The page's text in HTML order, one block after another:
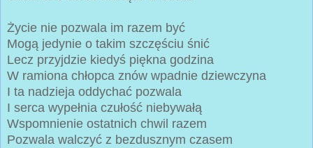
Życie nie pozwala im razem być
Mogą jedynie o takim szczęściu śnić
Lecz przyjdzie kiedyś piękna godzina
W ramiona chłopca znów wpadnie dziewczyna
I ta nadzieja oddychać pozwala
I serca wypełnia czułość niebywałą
Wspomnienie ostatnich chwil razem
Pozwala walczyć z bezdusznym czasem